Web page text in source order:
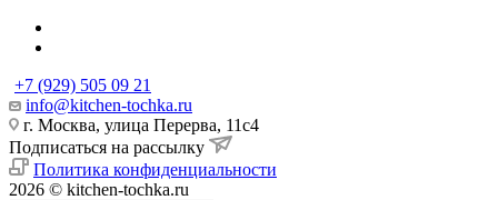
+7 (929) 505 09 21
info@kitchen-tochka.ru
г. Москва, улица Перерва, 11с4
Подписаться на рассылку
Политика конфиденциальности
2026 © kitchen-tochka.ru